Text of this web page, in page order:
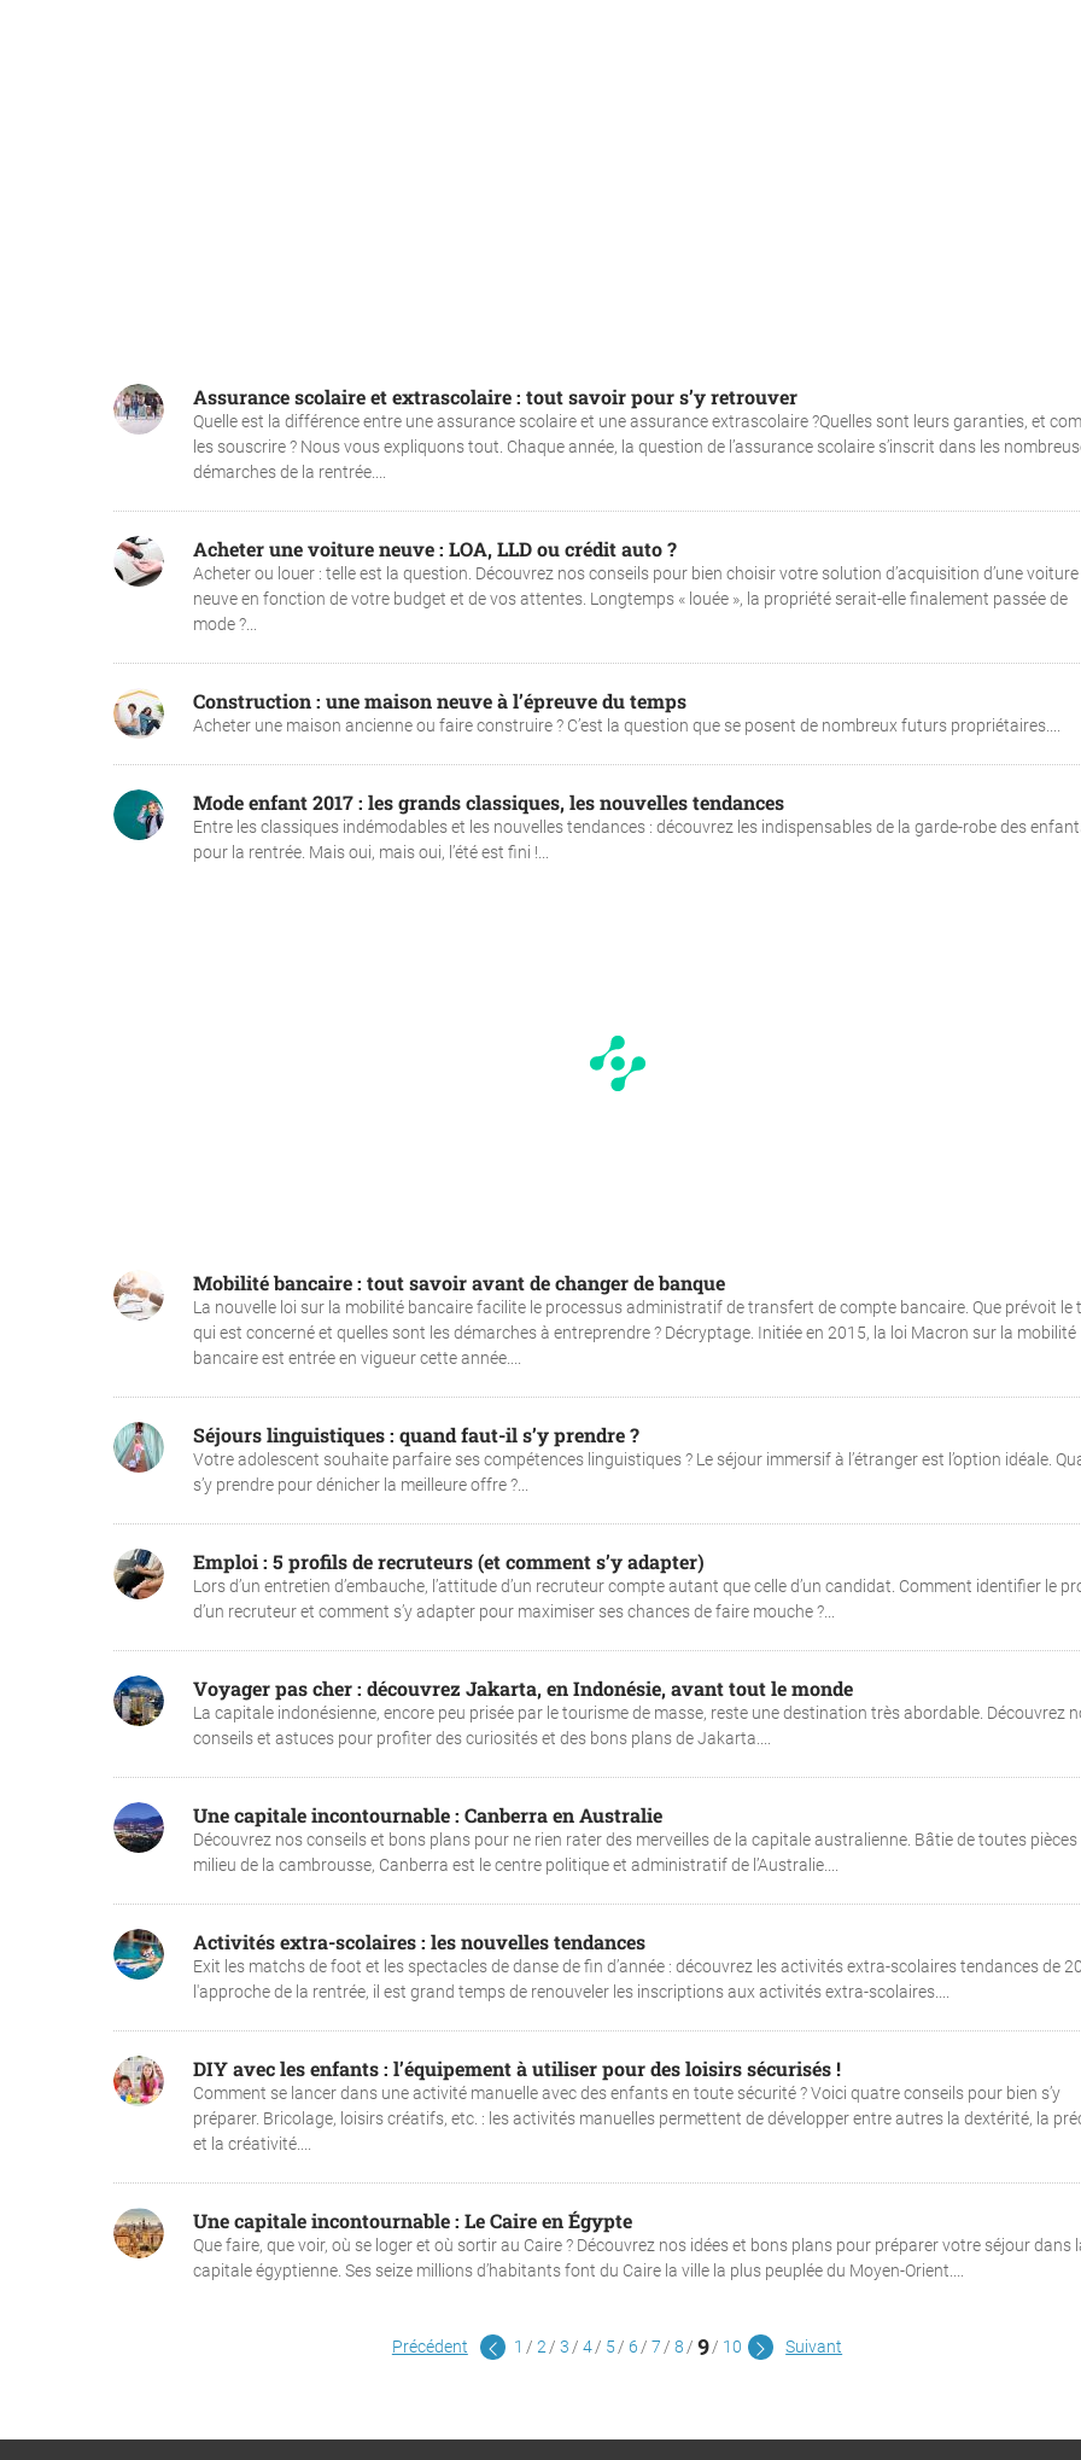
Assurance scolaire et extrascolaire : tout savoir pour s’y retrouver
Quelle est la différence entre une assurance scolaire et une assurance extrascolaire ?Quelles sont leurs garanties, et
les souscrire ? Nous vous expliquons tout. Chaque année, la question de l’assurance scolaire s’inscrit dans les
démarches de la rentrée....
Acheter une voiture neuve : LOA, LLD ou crédit auto ?
Acheter ou louer : telle est la question. Découvrez nos conseils pour bien choisir votre solution d’acquisition d’une voiture
neuve en fonction de votre budget et de vos attentes. Longtemps « louée », la propriété serait-elle finalement passée de
mode ?...
Construction : une maison neuve à l’épreuve du temps
Acheter une maison ancienne ou faire construire ? C’est la question que se posent de nombreux futurs propriétaires....
Mode enfant 2017 : les grands classiques, les nouvelles tendances
Entre les classiques indémodables et les nouvelles tendances : découvrez les indispensables de la garde-robe des
pour la rentrée. Mais oui, mais oui, l’été est fini !...
Mobilité bancaire : tout savoir avant de changer de banque
La nouvelle loi sur la mobilité bancaire facilite le processus administratif de transfert de compte bancaire. Que prévoit le
qui est concerné et quelles sont les démarches à entreprendre ? Décryptage. Initiée en 2015, la loi Macron sur la mobilité
bancaire est entrée en vigueur cette année....
Séjours linguistiques : quand faut-il s’y prendre ?
Votre adolescent souhaite parfaire ses compétences linguistiques ? Le séjour immersif à l’étranger est l’option idéale.
s’y prendre pour dénicher la meilleure offre ?...
Emploi : 5 profils de recruteurs (et comment s’y adapter)
Lors d’un entretien d’embauche, l’attitude d’un recruteur compte autant que celle d’un candidat. Comment identifier le
d’un recruteur et comment s’y adapter pour maximiser ses chances de faire mouche ?...
Voyager pas cher : découvrez Jakarta, en Indonésie, avant tout le monde
La capitale indonésienne, encore peu prisée par le tourisme de masse, reste une destination très abordable. Découvrez
conseils et astuces pour profiter des curiosités et des bons plans de Jakarta....
Une capitale incontournable : Canberra en Australie
Découvrez nos conseils et bons plans pour ne rien rater des merveilles de la capitale australienne. Bâtie de toutes pièces
milieu de la cambrousse, Canberra est le centre politique et administratif de l’Australie....
Activités extra-scolaires : les nouvelles tendances
Exit les matchs de foot et les spectacles de danse de fin d’année : découvrez les activités extra-scolaires tendances de
l'approche de la rentrée, il est grand temps de renouveler les inscriptions aux activités extra-scolaires....
DIY avec les enfants : l’équipement à utiliser pour des loisirs sécurisés !
Comment se lancer dans une activité manuelle avec des enfants en toute sécurité ? Voici quatre conseils pour bien s’y
préparer. Bricolage, loisirs créatifs, etc. : les activités manuelles permettent de développer entre autres la dextérité, la
et la créativité....
Une capitale incontournable : Le Caire en Égypte
Que faire, que voir, où se loger et où sortir au Caire ? Découvrez nos idées et bons plans pour préparer votre séjour dans
capitale égyptienne. Ses seize millions d’habitants font du Caire la ville la plus peuplée du Moyen-Orient....
Précédent 1 2 3 4 5 6 7 8 9 10 Suivant